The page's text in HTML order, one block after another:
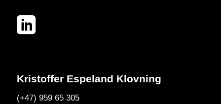
Kristoffer Espeland Klovning
(+47) 959 65 305